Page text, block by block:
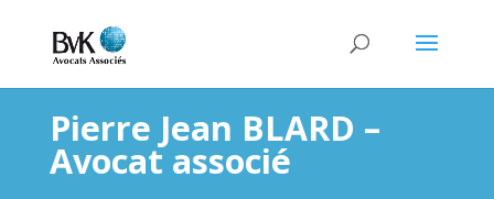
Pierre Jean BLARD –
Avocat associé